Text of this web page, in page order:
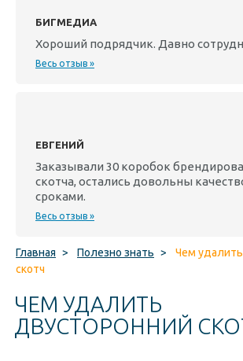
БИГМЕДИА
Хороший подрядчик. Давно
Весь отзыв »
ЕВГЕНИЙ
Заказывали 30 коробок
скотча, остались довольны
сроками.
Весь отзыв »
Главная > Полезно знать >
Чем
скотч
ЧЕМ УДАЛИТЬ
ДВУСТОРОННИЙ